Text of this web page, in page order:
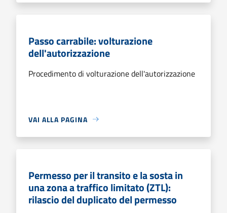
Passo carrabile: volturazione
dell'autorizzazione
Procedimento di volturazione dell'autorizzazione
VAI ALLA PAGINA
Permesso per il transito e la sosta in
una zona a traffico limitato (ZTL):
rilascio del duplicato del permesso